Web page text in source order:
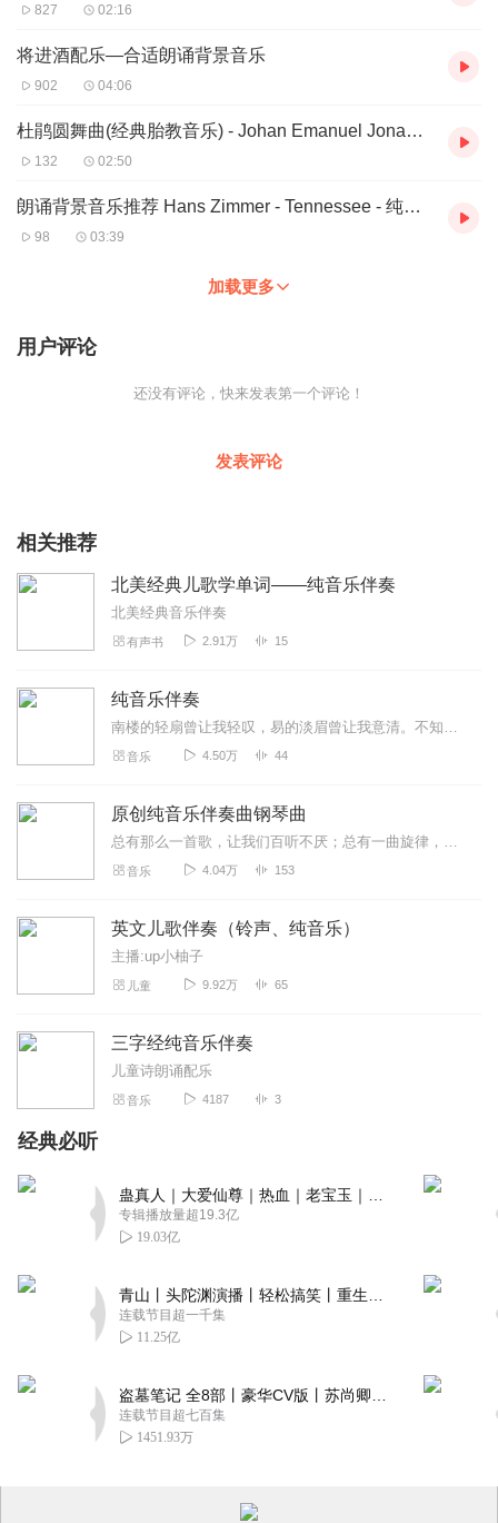
827 02:16
将进酒配乐—合适朗诵背景音乐
902 04:06
杜鹃圆舞曲(经典胎教音乐) - Johan Emanuel Jonasson
132 02:50
朗诵背景音乐推荐 Hans Zimmer - Tennessee - 纯音乐版
98 03:39
加载更多
用户评论
还没有评论，快来发表第一个评论！
发表评论
相关推荐
北美经典儿歌学单词——纯音乐伴奏
北美经典音乐伴奏
有声书 2.91万 15
纯音乐伴奏
南楼的轻扇曾让我轻叹，易的淡眉曾让我意清。不知是无病呻吟，还是内心确是空旷，在雨纷飞的夏季，浇的都是愁，漂的都是诗，“流萤闻夏夜，巷幽影更长，芳菲歇，片片弥香；...
音乐 4.50万 44
原创纯音乐伴奏曲钢琴曲
总有那么一首歌，让我们百听不厌；总有一曲旋律，让我们的心为之震颤；眼睛收集景色，耳朵感受共鸣！在这个躁动的时代，给心寻找一处安宁之所，歌里有我们的故事，有我们想...
音乐 4.04万 153
英文儿歌伴奏（铃声、纯音乐）
主播:up小柚子
儿童 9.92万 65
三字经纯音乐伴奏
儿童诗朗诵配乐
音乐 4187 3
经典必听
专辑播放量超19.3亿
19.03亿
连载节目超一千集
11.25亿
连载节目超七百集
1451.93万